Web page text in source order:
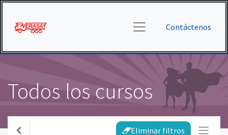
Contáctenos
Todos los cursos
Eliminar filtros